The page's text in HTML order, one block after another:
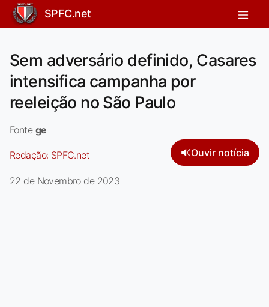
SPFC.net
Sem adversário definido, Casares
intensifica campanha por
reeleição no São Paulo
Fonte ge
Redação: SPFC.net 🔊Ouvir notícia
22 de Novembro de 2023